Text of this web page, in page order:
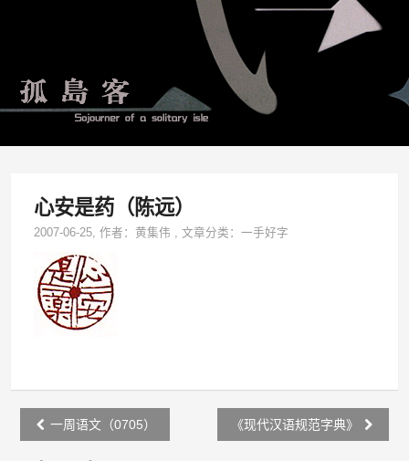
心安是药（陈远）
2007-06-25, 作者：黄集伟 ,文章分类：一手好字
Post
navigation
一周语文（0705） 《现代汉语规范字典》